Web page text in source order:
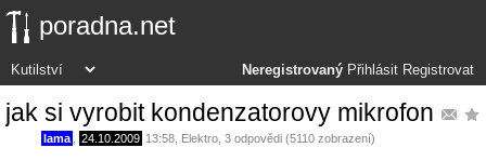
poradna.net
Neregistrovaný Přihlásit Registrovat
jak si vyrobit kondenzatorovy mikrofon
lama 24.10.2009 13:58 Elektro , 3 odpovědi (5110 zobrazení)